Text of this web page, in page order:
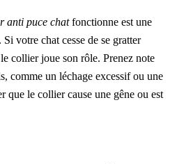
anti puce chatfonctionne est une
votre chat cesse de se gratter
collier joue son rôle. Prenez note
comme un léchage excessif ou une
que le collier cause une gêne ou est